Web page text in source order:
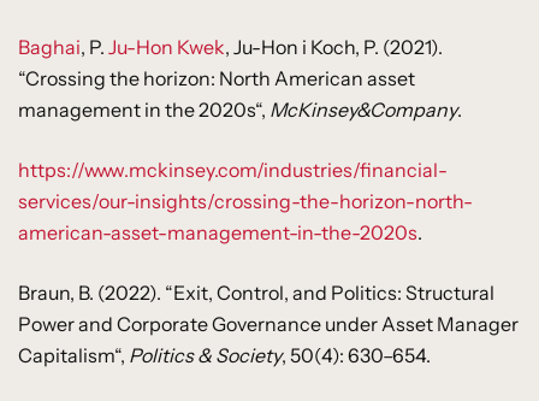
Baghai, P. Ju-Hon Kwek, Ju-Hon i Koch, P. (2021).
“Crossing the horizon: North American asset
management in the 2020s“, McKinsey&Company.
https://www.mckinsey.com/industries/financial-
services/our-insights/crossing-the-horizon-north-
american-asset-management-in-the-2020s.
Braun, B. (2022). “Exit, Control, and Politics: Structural
Power and Corporate Governance under Asset Manager
Capitalism“, Politics & Society, 50(4): 630–654.